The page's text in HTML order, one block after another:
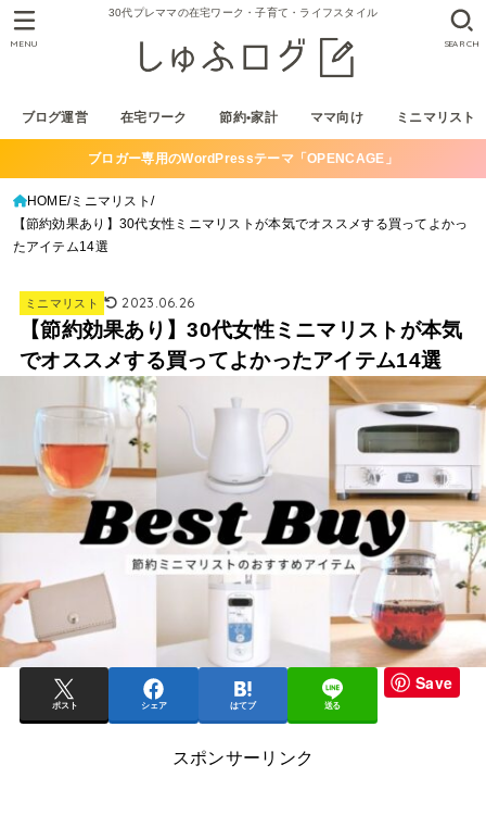
30代プレママの在宅ワーク・子育て・ライフスタイル
ブログ運営 在宅ワーク 節約•家計 ママ向け ミニマリスト
SEARCH
MENU
ブロガー専用のWordPressテーマ「OPENCAGE」
HOME ミニマリスト
【節約効果あり】30代女性ミニマリストが本気でオススメする買ってよかっ
たアイテム14選
ミニマリスト 2023.06.26
【節約効果あり】30代女性ミニマリストが本気
でオススメする買ってよかったアイテム14選
ポスト シェア はてブ 送る
Save
スポンサーリンク